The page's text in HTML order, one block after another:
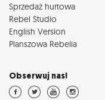
Sprzedaż hurtowa
Rebel Studio
English Version
Planszowa Rebelia
Obserwuj nas!